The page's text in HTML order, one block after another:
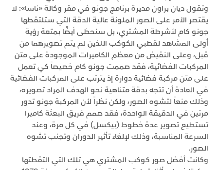
وتقول ديان براون مديرة برنامج جونو في مقر وكالة «ناسا»: لا
يقتصر الأمر على الصور الملونة عالية الدقة التي ستلتقطها
جونو كام لأشرطة المشتري، بل سنحظى أيضًا بمتعة رؤية
أولى المشاهد لقطبي الكوكب اللذين لم يتم تصويرهما من
قبل، وعلى النقيض من معظم الكاميرات الموجودة على متن
المركبات الفضائية، فقد صممت جونو كام خصيصاً كي تعمل
على متن مركبة فضائية دوارة إذ يترتب على المركبات الفضائية
في العادة أن تتجه بدقة متناهية نحو الهدف المراد تصويره،
وذلك منعاً لتشوه الصور، ولكن نظراً لأن المركبة جونو تدور
مرتين في الدقيقة الواحدة، فقد صمم فريق البعثة كاميرا
تستطيع تصوير عدة خطوط (بيكسل) في كل مرة، وعند
السرعة المناسبة، وذلك لإلغاء تأثير الدوران وتجنب تشوه
الصور.
وكانت أفضل صور كوكب المشتري هي تلك التي التقطتها